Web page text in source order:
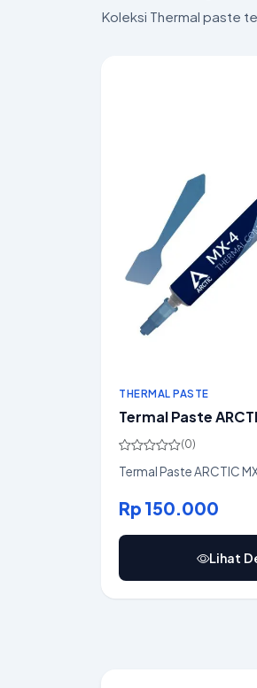
Koleksi Thermal paste
THERMAL PASTE
Termal Paste
(0)
Termal Paste ARCTIC
Rp 150.000
Lihat